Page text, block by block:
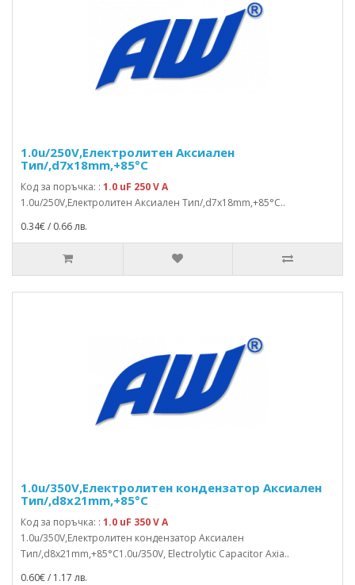
1.0u/250V,Електролитен Аксиален
Тип/,d7x18mm,+85°C
Код за поръчка: : 1.0 uF 250 V A
1.0u/250V,Електролитен Аксиален Тип/,d7x18mm,+85°C..
0.34€ / 0.66 лв.
1.0u/350V,Електролитен кондензатор Аксиален
Тип/,d8x21mm,+85°C
Код за поръчка: : 1.0 uF 350 V A
1.0u/350V,Електролитен кондензатор Аксиален
Тип/,d8x21mm,+85°C1.0u/350V, Electrolytic Capacitor Axia..
0.60€ / 1.17 лв.